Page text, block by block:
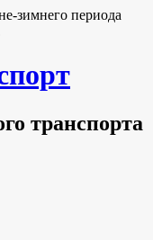
зимнего периода
транспорта